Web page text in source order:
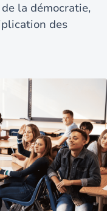
la démocratie,
des